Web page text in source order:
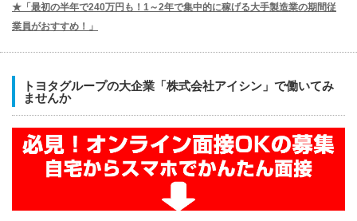
★「最初の半年で240万円も！1～2年で集中的に稼げる大手製造業の期間従
業員がおすすめ！」
トヨタグループの大企業「株式会社アイシン」で働いてみ
ませんか